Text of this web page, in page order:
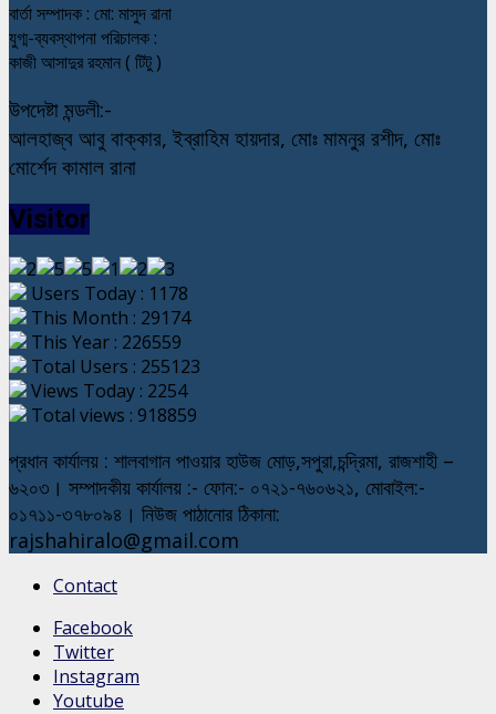
বার্তা সম্পাদক : মো: মাসুদ রানা
যুগ্ম-ব্যবস্থাপনা পরিচালক :
কাজী আসাদুর রহমান ( টিটু )
উপদেষ্টা মন্ডলী:-
আলহাজ্ব আবু বাক্কার, ইব্রাহিম হায়দার, মোঃ মামনুর রশীদ, মোঃ
মোর্শেদ কামাল রানা
Visitor
Users Today : 1178
This Month : 29174
This Year : 226559
Total Users : 255123
Views Today : 2254
Total views : 918859
প্রধান কার্যালয় : শালবাগান পাওয়ার হাউজ মোড়,সপুরা,চন্দ্রিমা, রাজশাহী –
৬২০৩। সম্পাদকীয় কার্যালয় :- ফোন:- ০৭২১-৭৬০৬২১, মোবাইল:-
০১৭১১-৩৭৮০৯৪। নিউজ পাঠানোর ঠিকানা:
rajshahiralo@gmail.com
Contact
Facebook
Twitter
Instagram
Youtube